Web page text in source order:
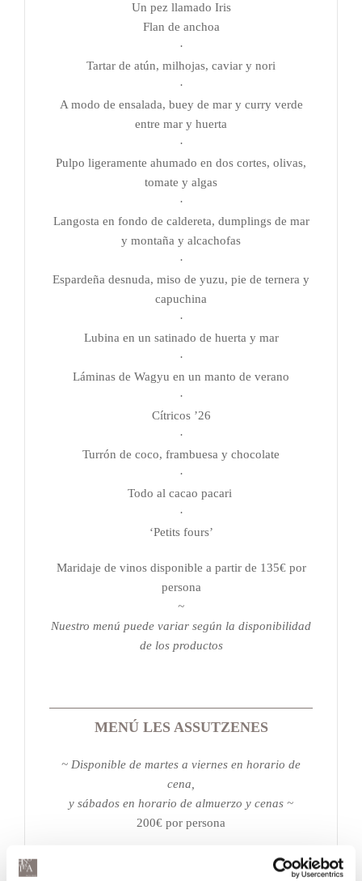
Un pez llamado Iris
Flan de anchoa
·
Tartar de atún, milhojas, caviar y nori
·
A modo de ensalada, buey de mar y curry verde
entre mar y huerta
·
Pulpo ligeramente ahumado en dos cortes, olivas,
tomate y algas
·
Langosta en fondo de caldereta, dumplings de mar
y montaña y alcachofas
·
Espardeña desnuda, miso de yuzu, pie de ternera y
capuchina
·
Lubina en un satinado de huerta y mar
·
Láminas de Wagyu en un manto de verano
·
Cítricos ’26
·
Turrón de coco, frambuesa y chocolate
·
Todo al cacao pacari
·
‘Petits fours’
Maridaje de vinos disponible a partir de 135€ por
persona
~
Nuestro menú puede variar según la disponibilidad
de los productos
MENÚ LES ASSUTZENES
~ Disponible de martes a viernes en horario de
cena,
y sábados en horario de almuerzo y cenas ~
200€ por persona